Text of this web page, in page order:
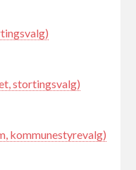
stortingsvalg)
kommunestyrevalg)